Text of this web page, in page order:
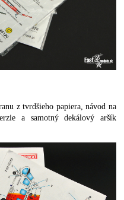
z tvrdšieho papiera, návod na
a samotný dekálový aršík